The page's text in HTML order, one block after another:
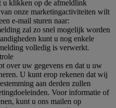
u klikken op de afmeldlink
onze marketingactiviteiten wilt
e-mail sturen naar:
zal zo snel mogelijk worden
kunt u nog enkele
volledig is verwerkt.
over uw gegevens en dat u uw
U kunt erop rekenen dat wij
aan derden zullen
Voor informatie of
kunt u ons mailen op